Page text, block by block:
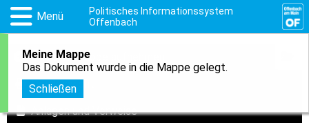
Menü
Politisches Informationssystem
Offenbach
Meine Mappe
Das Dokument wurde in die Mappe gelegt.
Schließen
In meine Mappe aufnehmen
Druckansicht
Anlagen und Verweise